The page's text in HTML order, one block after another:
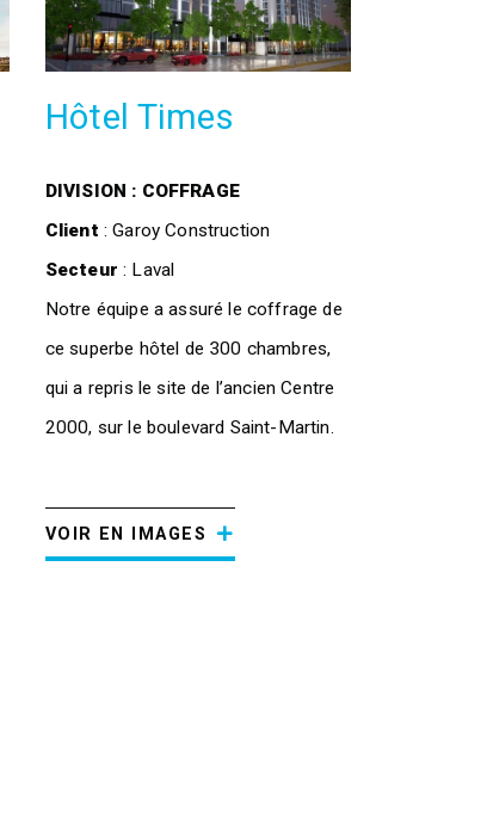
Hôtel Times
DIVISION : COFFRAGE
Client : Garoy Construction
Secteur : Laval
Notre équipe a assuré le coffrage de
ce superbe hôtel de 300 chambres,
qui a repris le site de l’ancien Centre
2000, sur le boulevard Saint-Martin.
VOIR EN IMAGES